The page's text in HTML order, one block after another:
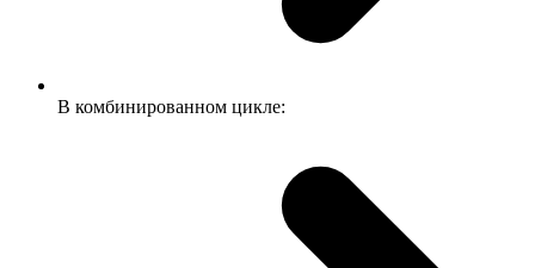
В комбинированном цикле: